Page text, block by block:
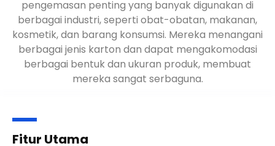
pengemasan penting yang banyak digunakan di
berbagai industri, seperti obat-obatan, makanan,
kosmetik, dan barang konsumsi. Mereka menangani
berbagai jenis karton dan dapat mengakomodasi
berbagai bentuk dan ukuran produk, membuat
mereka sangat serbaguna.
Fitur Utama